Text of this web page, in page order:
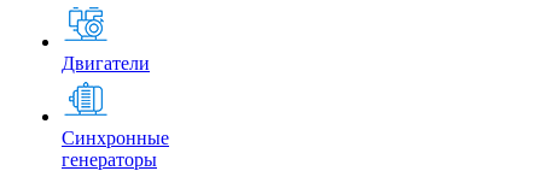
Двигатели
Синхронные
генераторы